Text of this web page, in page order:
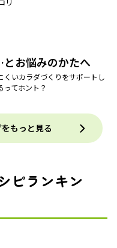
リ
お悩みのかたへ
くいカラダづくりをサポートし
ってホント？
もっと見る
ピランキン